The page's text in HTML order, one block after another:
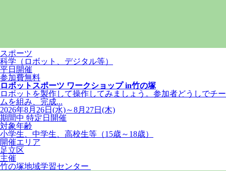
スポーツ
科学（ロボット、デジタル等）
平日開催
参加費無料
ロボットスポーツ ワークショップ in竹の塚
ロボットを製作して操作してみましょう。参加者どうしでチー
ムを組み、完成...
2026年8月26日(水)～8月27日(木)
期間中 特定日開催
対象年齢
小学生、中学生、高校生等（15歳～18歳）
開催エリア
足立区
主催
竹の塚地域学習センター